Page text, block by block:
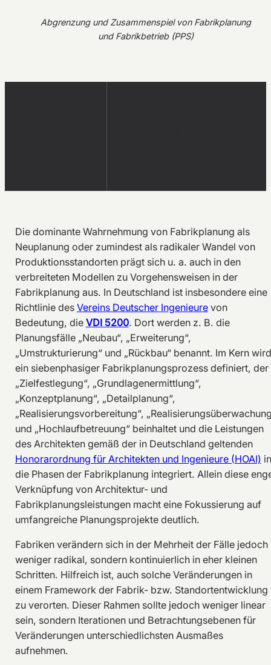
Abgrenzung und Zusammenspiel von Fabrikplanung
und Fabrikbetrieb (PPS)
Die dominante Wahrnehmung von Fabrikplanung als
Neuplanung oder zumindest als radikaler Wandel von
Produktionsstandorten prägt sich u. a. auch in den
verbreiteten Modellen zu Vorgehensweisen in der
Fabrikplanung aus. In Deutschland ist insbesondere eine
Richtlinie des Vereins Deutscher Ingenieurevon
Bedeutung, die VDI 5200. Dort werden z. B. die
Planungsfälle „Neubau“, „Erweiterung“,
„Umstrukturierung“ und „Rückbau“ benannt. Im Kern wird
ein siebenphasiger Fabrikplanungsprozess definiert, der
„Zielfestlegung“, „Grundlagenermittlung“,
„Konzeptplanung“, „Detailplanung“,
„Realisierungsvorbereitung“,
und „Hochlaufbetreuung“ beinhaltet und die Leistungen
des Architekten gemäß der in Deutschland geltenden
Honorarordnung für Architekten und Ingenieure (HOAI) in
die Phasen der Fabrikplanung integriert. Allein diese
Verknüpfung von Architektur- und
Fabrikplanungsleistungen macht eine Fokussierung auf
umfangreiche Planungsprojekte deutlich.
Fabriken verändern sich in der Mehrheit der Fälle jedoch
weniger radikal, sondern kontinuierlich in eher kleinen
Schritten. Hilfreich ist, auch solche Veränderungen in
einem Framework der Fabrik- bzw. Standortentwicklung
zu verorten. Dieser Rahmen sollte jedoch weniger linear
sein, sondern Iterationen und Betrachtungsebenen für
Veränderungen unterschiedlichsten Ausmaßes
aufnehmen.